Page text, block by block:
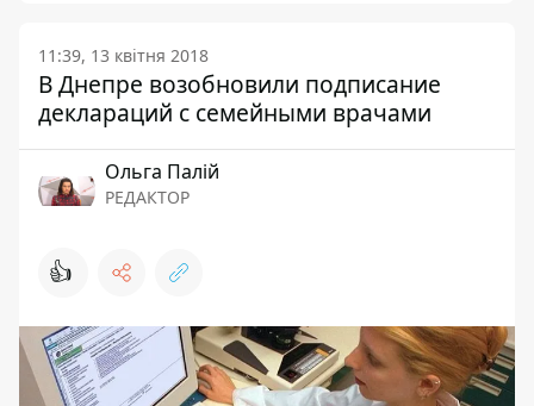
11:39, 13 квітня 2018
В Днепре возобновили подписание
деклараций с семейными врачами
Ольга Палій
РЕДАКТОР
👍